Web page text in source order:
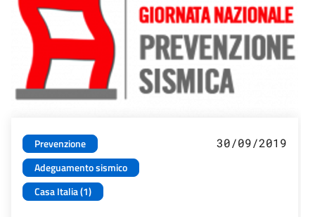
Prevenzione
Adeguamento sismico
Casa Italia (1)
30/09/2019